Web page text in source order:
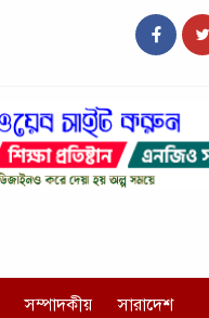
সম্পাদকীয় সারাদেশ